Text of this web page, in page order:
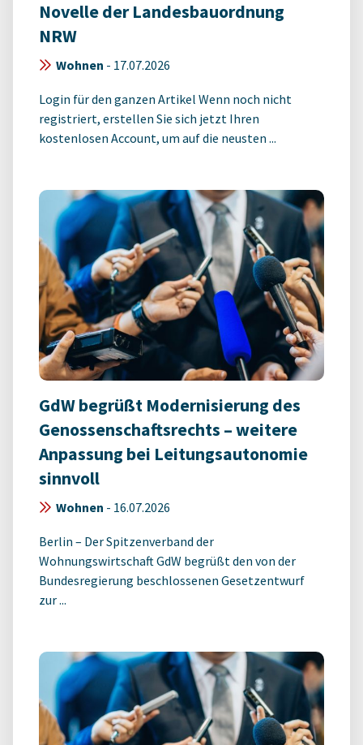
Novelle der Landesbauordnung
NRW
Wohnen - 17.07.2026
Login für den ganzen Artikel Wenn noch nicht
registriert, erstellen Sie sich jetzt Ihren
kostenlosen Account, um auf die neusten ...
GdW begrüßt Modernisierung des
Genossenschaftsrechts – weitere
Anpassung bei Leitungsautonomie
sinnvoll
Wohnen - 16.07.2026
Berlin – Der Spitzenverband der
Wohnungswirtschaft GdW begrüßt den von der
Bundesregierung beschlossenen Gesetzentwurf
zur ...